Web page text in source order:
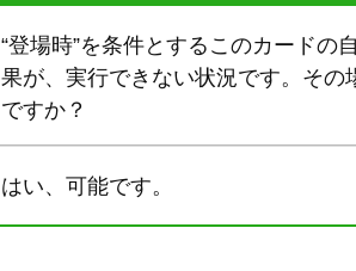
“登場時”を条件とするこのカードの
果が、実行できない状況です。そ
ですか？
はい、可能です。